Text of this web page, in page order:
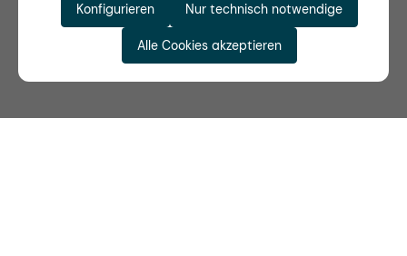
Nur technisch notwendige
Konfigurieren
Alle Cookies akzeptieren